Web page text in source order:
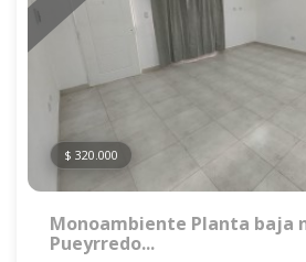
$ 320.000
Monoambiente Planta baja
Pueyrredo...